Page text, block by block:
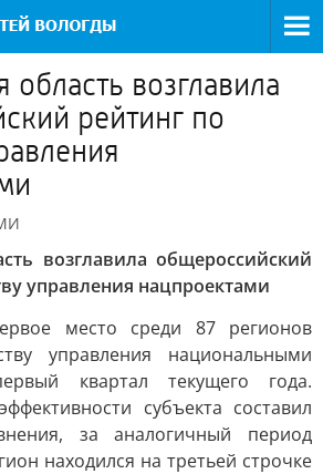
область возглавила
рейтинг по
возглавила общероссийский
управления нацпроектами
место среди 87 регионов
управления национальными
квартал текущего года.
субъекта составил
за аналогичный период
находился на третьей строчке